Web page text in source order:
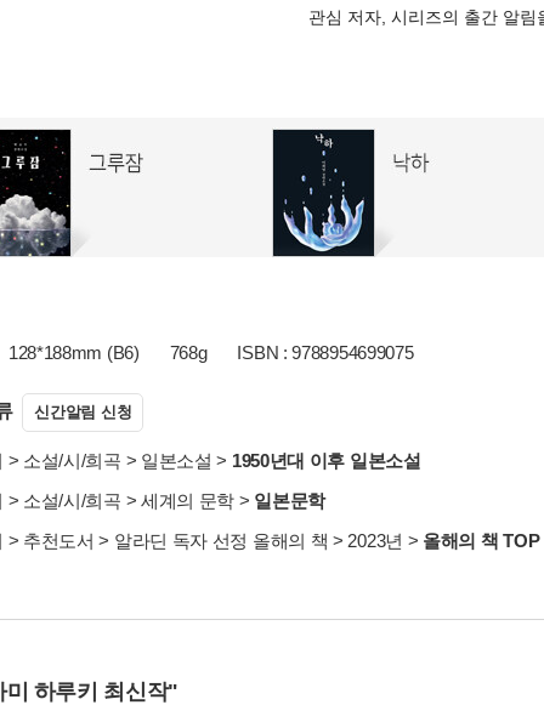
관심 저자, 시리즈의 출간 알림
128*188mm (B6) 768g ISBN : 9788954699075
신간알림 신청
> 소설/시/희곡 > 일본소설 > 1950년대 이후 일본소설
> 소설/시/희곡 > 세계의 문학 > 일본문학
> 추천도서 > 알라딘 독자 선정 올해의 책 > 2023년 > 올해의 책 TOP
하루키 최신작"